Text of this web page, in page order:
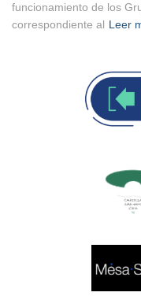
funcionamiento de los
correspondiente al Leer